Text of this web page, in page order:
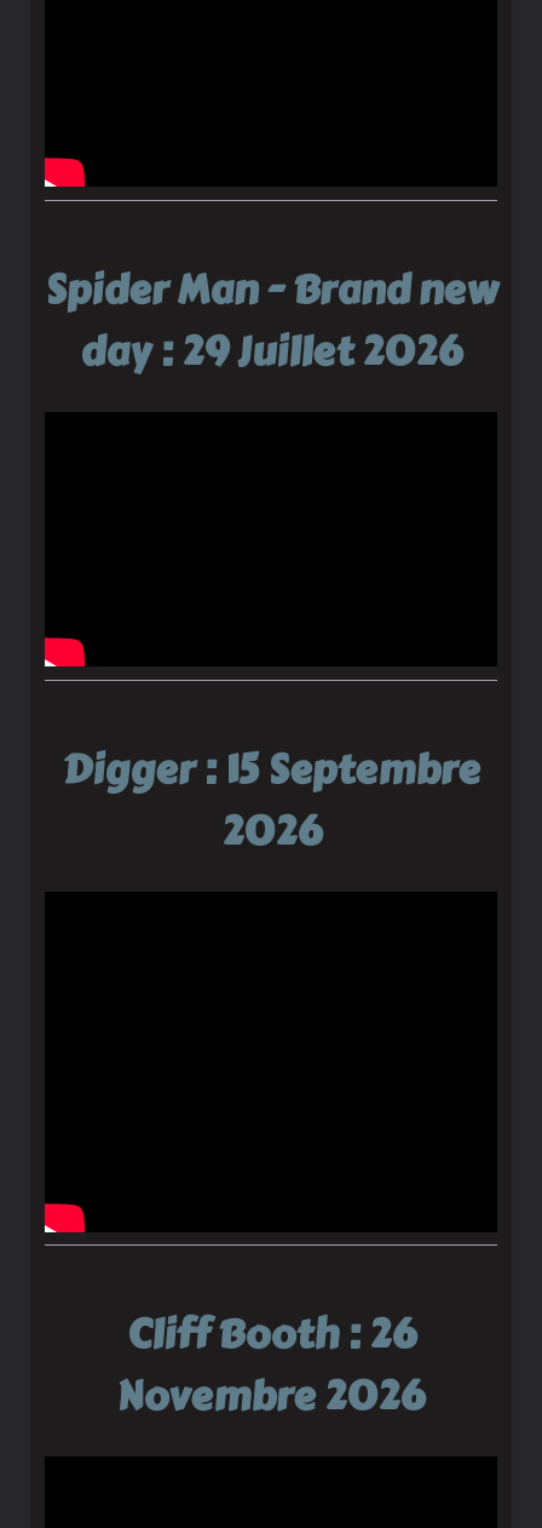
Spider Man - Brand new
day : 29 Juillet 2026
Digger : 15 Septembre
2026
Cliff Booth : 26
Novembre 2026